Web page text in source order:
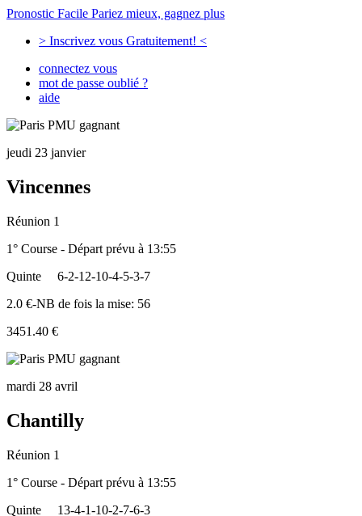
Pronostic Facile Pariez mieux, gagnez plus
> Inscrivez vous Gratuitement! <
connectez vous
mot de passe oublié ?
aide
jeudi 23 janvier
Vincennes
Réunion 1
1° Course - Départ prévu à 13:55
Quinte
6-2-12-10-4-5-3-7
2.0 €-NB de fois la mise: 56
3451.40 €
mardi 28 avril
Chantilly
Réunion 1
1° Course - Départ prévu à 13:55
Quinte
13-4-1-10-2-7-6-3